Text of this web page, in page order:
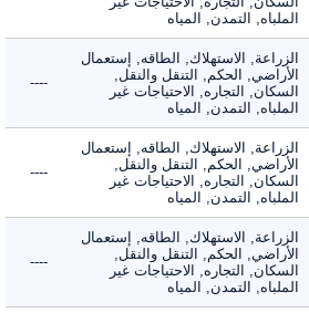
الملباه, التمدن, المياه
الزراعة, الاستهلاك, الطاقه, إستعمال
الأراضي, الحكم, التنقل والنقل,
السكان, التجاره, الاحتياجات غير
الملباه, التمدن, المياه
----
الزراعة, الاستهلاك, الطاقه, إستعمال
الأراضي, الحكم, التنقل والنقل,
السكان, التجاره, الاحتياجات غير
الملباه, التمدن, المياه
----
الزراعة, الاستهلاك, الطاقه, إستعمال
الأراضي, الحكم, التنقل والنقل,
السكان, التجاره, الاحتياجات غير
الملباه, التمدن, المياه
----